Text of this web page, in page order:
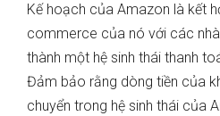
Kế hoạch của Amazon là kết
commerce của nó với các
thành một hệ sinh thái thanh
Đảm bảo rằng dòng tiền của
chuyển trong hệ sinh thái của